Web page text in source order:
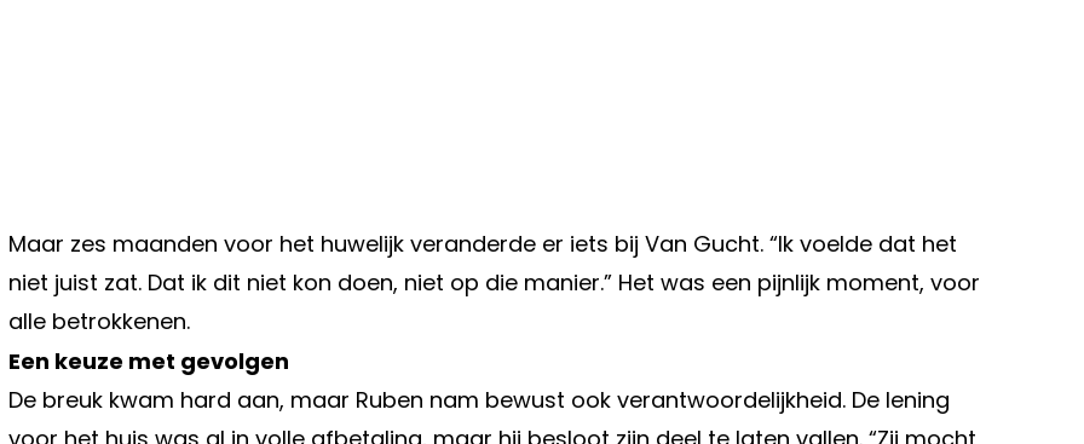
Maar zes maanden voor het huwelijk veranderde er iets bij Van Gucht. “Ik voelde dat het
niet juist zat. Dat ik dit niet kon doen, niet op die manier.” Het was een pijnlijk moment, voor
alle betrokkenen.
Een keuze met gevolgen
De breuk kwam hard aan, maar Ruben nam bewust ook verantwoordelijkheid. De lening